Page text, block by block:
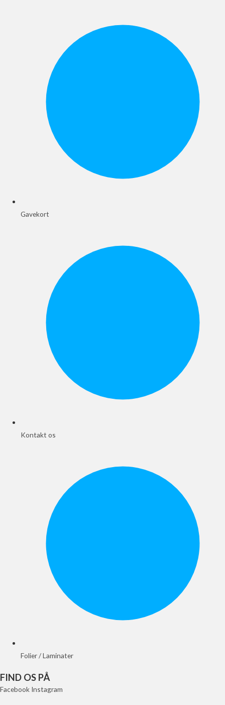
Gavekort
Kontakt os
Folier / Laminater
FIND OS PÅ
Facebook Instagram